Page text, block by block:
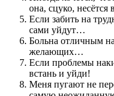
она, сцуко, несётся
Если забить на
сами уйдут…
Больна отличным
желающих…
Если проблемы
встань и уйди!
Меня пугают не